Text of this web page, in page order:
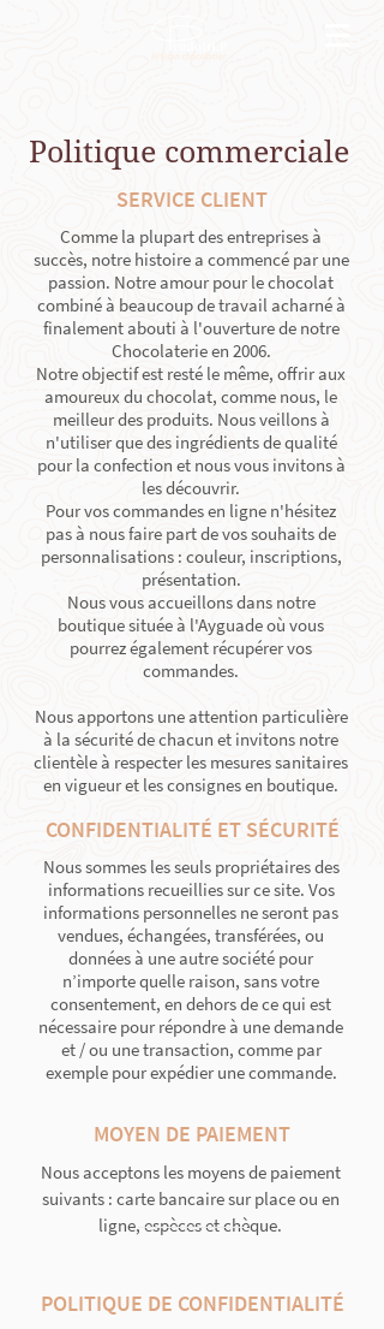
Politique commerciale
SERVICE CLIENT
Comme la plupart des entreprises à
succès, notre histoire a commencé par une
passion. Notre amour pour le chocolat
combiné à beaucoup de travail acharné à
finalement abouti à l'ouverture de notre
Chocolaterie en 2006.
Notre objectif est resté le même, offrir aux
amoureux du chocolat, comme nous, le
meilleur des produits. Nous veillons à
n'utiliser que des ingrédients de qualité
pour la confection et nous vous invitons à
les découvrir.
Pour vos commandes en ligne n'hésitez
pas à nous faire part de vos souhaits de
personnalisations : couleur, inscriptions,
présentation.
Nous vous accueillons dans notre
boutique située à l'Ayguade où vous
pourrez également récupérer vos
commandes.
Nous apportons une attention particulière
à la sécurité de chacun et invitons notre
clientèle à respecter les mesures sanitaires
en vigueur et les consignes en boutique.
CONFIDENTIALITÉ ET SÉCURITÉ
Nous sommes les seuls propriétaires des
informations recueillies sur ce site. Vos
informations personnelles ne seront pas
vendues, échangées, transférées, ou
données à une autre société pour
n’importe quelle raison, sans votre
consentement, en dehors de ce qui est
nécessaire pour répondre à une demande
et / ou une transaction, comme par
exemple pour expédier une commande.
MOYEN DE PAIEMENT
Nous acceptons les moyens de paiement
suivants : carte bancaire sur place ou en
ligne, espèces et chèque.
POLITIQUE DE CONFIDENTIALITÉ